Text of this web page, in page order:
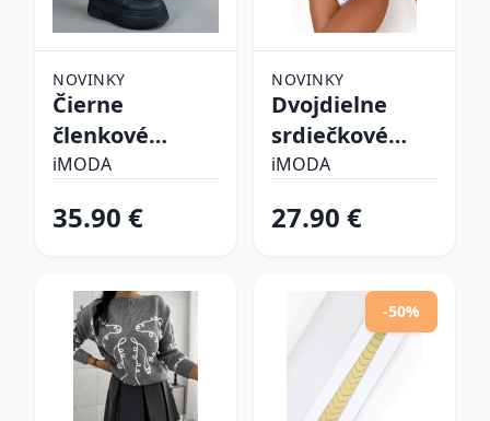
NOVINKY
Čierne
členkové
zateplené
iMODA
35.90 €
NOVINKY
Dvojdielne
srdiečkové
plavky
iMODA
27.90 €
-50%